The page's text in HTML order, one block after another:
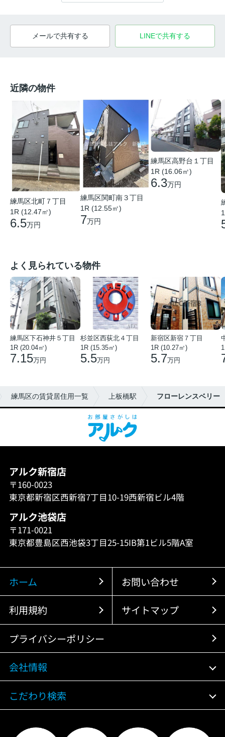
メールで共有する LINEで共有する
近隣の物件
練馬区北町７丁目
1R (12.47㎡)
6.5万円
練馬区関町南３丁目
1R (12.55㎡)
7万円
練馬区高野台１丁目
1R (16.06㎡)
6.3万円
よく見られている物件
練馬区下石神井５丁目
1R (20.04㎡)
7.15万円
杉並区西荻北４丁目
1R (15.35㎡)
5.5万円
新宿区新宿７丁目
1R (10.27㎡)
5.7万円
練馬区の賃貸居住用一覧 上板橋駅 フローレンスベリー
アルク新宿店
〒160-0023
東京都新宿区西新宿7丁目10-19西新宿ビル4階
アルク池袋店
〒171-0021
東京都豊島区西池袋3丁目25-15IB第1ビル5階A室
ホーム お問い合わせ
利用規約 サイトマップ
プライバシーポリシー
会社情報
こだわり検索